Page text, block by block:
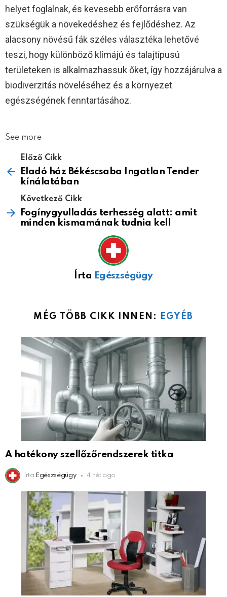
helyet foglalnak, és kevesebb erőforrásra van
szükségük a növekedéshez és fejlődéshez. Az
alacsony növésű fák széles választéka lehetővé
teszi, hogy különböző klímájú és talajtípusú
területeken is alkalmazhassuk őket, így hozzájárulva a
biodiverzitás növeléséhez és a környezet
egészségének fenntartásához.
See more
Előző Cikk
Eladó ház Békéscsaba Ingatlan Tender
kínálatában
Következő Cikk
Fogínygyulladás terhesség alatt: amit
minden kismamának tudnia kell
Írta Egészségügy
MÉG TÖBB CIKK INNEN: EGYÉB
A hatékony szellőzőrendszerek titka
írta Egészségügy 4 hét ago